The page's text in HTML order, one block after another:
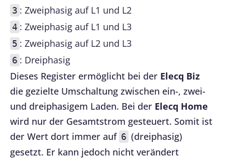
3 : Zweiphasig auf L1 und L2
4 : Zweiphasig auf L1 und L3
5 : Zweiphasig auf L2 und L3
6 : Dreiphasig
Dieses Register ermöglicht bei der Elecq Biz
die gezielte Umschaltung zwischen ein-, zwei-
und dreiphasigem Laden. Bei der Elecq Home
wird nur der Gesamtstrom gesteuert. Somit ist
der Wert dort immer auf 6 (dreiphasig)
gesetzt. Er kann jedoch nicht verändert